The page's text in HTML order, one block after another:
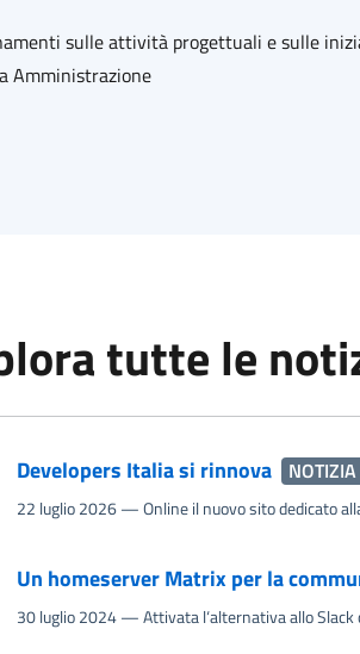
sulle attività progettuali e sulle
Amministrazione
tutte le
Developers Italia si rinnova NOTIZIA
22 luglio 2026— Online il nuovo sito dedicato
Un homeserver Matrix per la
30 luglio 2024— Attivata l‘alternativa allo Slack